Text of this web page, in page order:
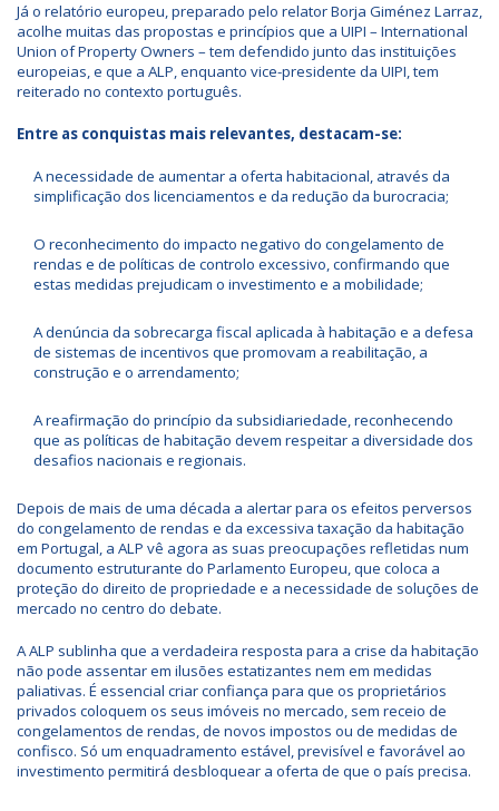
Já o relatório europeu, preparado pelo relator Borja Giménez Larraz,
acolhe muitas das propostas e princípios que a UIPI – International
Union of Property Owners – tem defendido junto das instituições
europeias, e que a ALP, enquanto vice-presidente da UIPI, tem
reiterado no contexto português.
Entre as conquistas mais relevantes, destacam-se:
A necessidade de aumentar a oferta habitacional, através da
simplificação dos licenciamentos e da redução da burocracia;
O reconhecimento do impacto negativo do congelamento de
rendas e de políticas de controlo excessivo, confirmando que
estas medidas prejudicam o investimento e a mobilidade;
A denúncia da sobrecarga fiscal aplicada à habitação e a defesa
de sistemas de incentivos que promovam a reabilitação, a
construção e o arrendamento;
A reafirmação do princípio da subsidiariedade, reconhecendo
que as políticas de habitação devem respeitar a diversidade dos
desafios nacionais e regionais.
Depois de mais de uma década a alertar para os efeitos perversos
do congelamento de rendas e da excessiva taxação da habitação
em Portugal, a ALP vê agora as suas preocupações refletidas num
documento estruturante do Parlamento Europeu, que coloca a
proteção do direito de propriedade e a necessidade de soluções de
mercado no centro do debate.
A ALP sublinha que a verdadeira resposta para a crise da habitação
não pode assentar em ilusões estatizantes nem em medidas
paliativas. É essencial criar confiança para que os proprietários
privados coloquem os seus imóveis no mercado, sem receio de
congelamentos de rendas, de novos impostos ou de medidas de
confisco. Só um enquadramento estável, previsível e favorável ao
investimento permitirá desbloquear a oferta de que o país precisa.